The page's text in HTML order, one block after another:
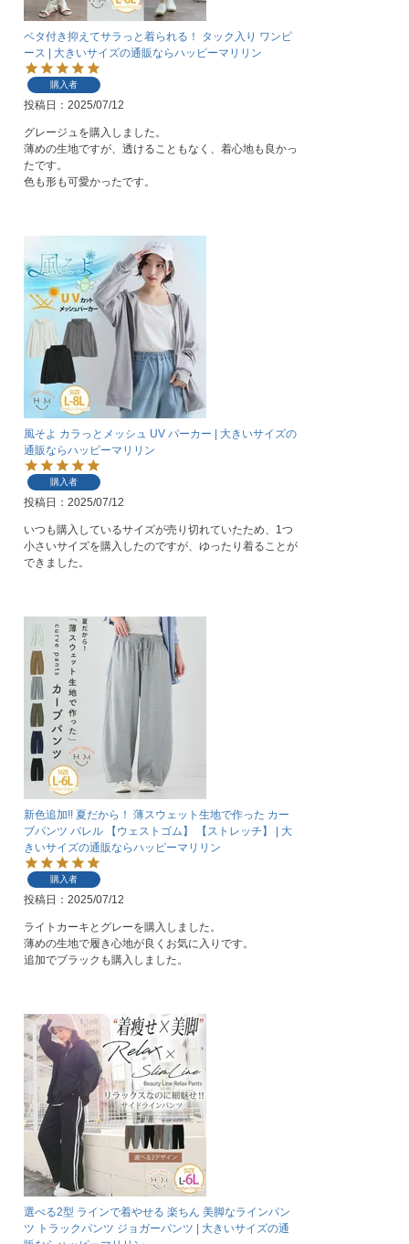
ベタ付き抑えてサラっと着られる！ タック入り ワンピ
ース | 大きいサイズの通販ならハッピーマリリン
購入者
投稿日 2025/07/12
グレージュを購入しました。
薄めの生地ですが、透けることもなく、着心地も良かっ
たです。
色も形も可愛かったです。
風そよ カラっとメッシュ UV パーカー | 大きいサイズの
通販ならハッピーマリリン
購入者
投稿日 2025/07/12
いつも購入しているサイズが売り切れていたため、1つ
小さいサイズを購入したのですが、ゆったり着ることが
新色追加!! 夏だから！ 薄スウェット生地で作った カー
ブパンツ バレル 【ウェストゴム】 【ストレッチ】 | 大
きいサイズの通販ならハッピーマリリン
購入者
投稿日 2025/07/12
ライトカーキとグレーを購入しました。
薄めの生地で履き心地が良くお気に入りです。
追加でブラックも購入しました。
選べる2型 ラインで着やせる 楽ちん 美脚なラインパン
ツ トラックパンツ ジョガーパンツ | 大きいサイズの通